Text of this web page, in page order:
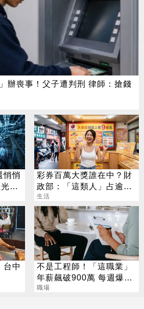
辦喪事！父子遭判刑 律師：搶錢
悄悄
通
彩券百萬大獎誰在中？財
政部：「這類人」占逾6
成
生活
台中
不是工程師！「這職業」
年薪飆破900萬 每週爆肝
70小時仍搶破頭
職場